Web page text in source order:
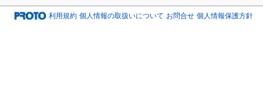
利用規約 個人情報の取扱いについて お問合せ 個人情報保護方針